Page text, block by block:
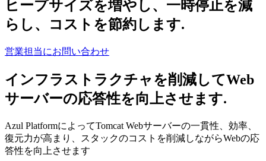
ヒープサイズを増やし、一時停止を減
らし、コストを節約します.
営業担当にお問い合わせ
インフラストラクチャを削減してWeb
サーバーの応答性を向上させます.
Azul PlatformによってTomcat Webサーバーの一貫性、効率、
復元力が高まり、スタックのコストを削減しながらWebの応
答性を向上させます